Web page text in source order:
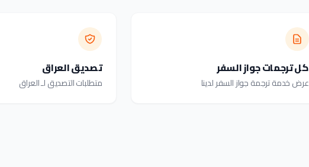
كل ترجمات جواز السفر
عرض خدمة ترجمة جواز السفر لدينا
تصديق العراق
متطلبات التصديق لـ العراق